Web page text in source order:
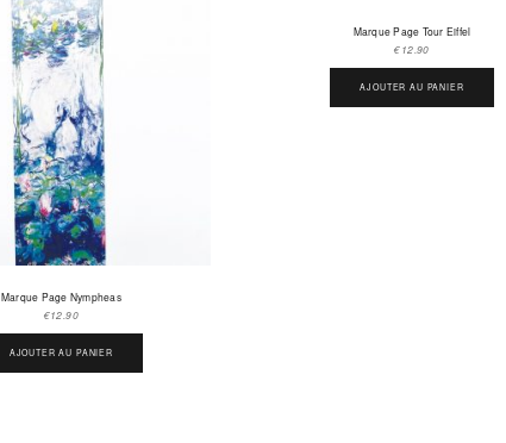
Marque Page Nympheas
€12.90
AJOUTER AU PANIER
Marque Page Tour Eiffel
€12.90
AJOUTER AU PANIER